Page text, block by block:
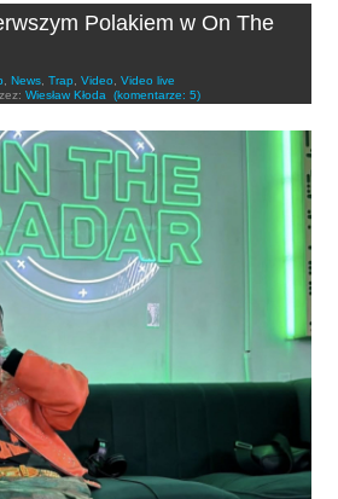
Polakiem w On The
News Trap Video
Video live
Wiesław Kłoda (komentarze: 5)